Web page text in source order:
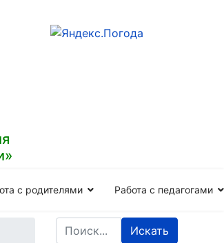
с родителями Работа с педагогами
Искать